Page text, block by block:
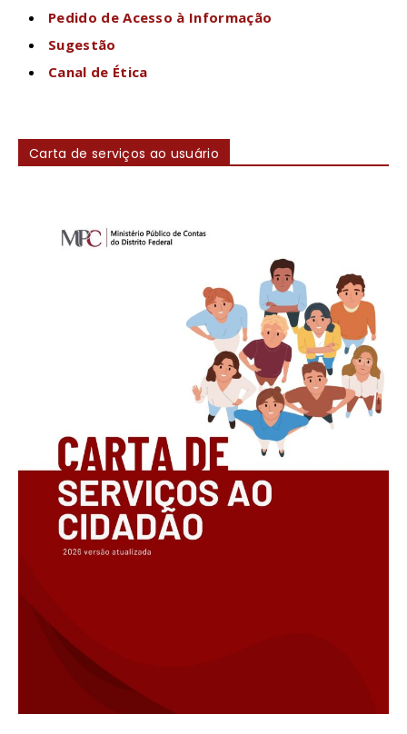
Pedido de Acesso à Informação
Sugestão
Canal de Ética
Carta de serviços ao usuário